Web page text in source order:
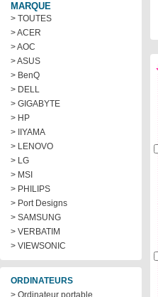
MARQUE
> TOUTES
> ACER
> AOC
> ASUS
> BenQ
> DELL
> GIGABYTE
> HP
> IIYAMA
> LENOVO
> LG
> MSI
> PHILIPS
> Port Designs
> SAMSUNG
> VERBATIM
> VIEWSONIC
ORDINATEURS
> Ordinateur portable